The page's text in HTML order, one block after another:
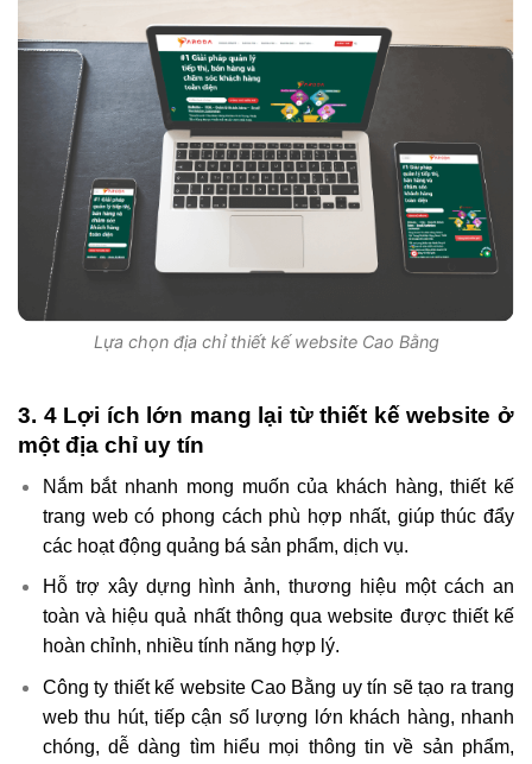
Lựa chọn địa chỉ thiết kế website Cao Bằng
3. 4 Lợi ích lớn mang lại từ thiết kế website ở
một địa chỉ uy tín
Nắm bắt nhanh mong muốn của khách hàng, thiết kế
trang web có phong cách phù hợp nhất, giúp thúc đẩy
các hoạt động quảng bá sản phẩm, dịch vụ.
Hỗ trợ xây dựng hình ảnh, thương hiệu một cách an
toàn và hiệu quả nhất thông qua website được thiết kế
hoàn chỉnh, nhiều tính năng hợp lý.
Công ty thiết kế website Cao Bằng uy tín sẽ tạo ra trang
web thu hút, tiếp cận số lượng lớn khách hàng, nhanh
chóng, dễ dàng tìm hiểu mọi thông tin về sản phẩm,